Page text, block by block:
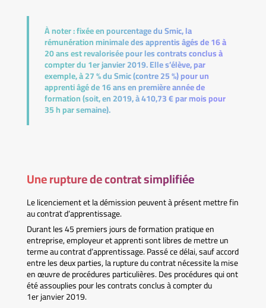
À noter :fixée en pourcentage du Smic, la
rémunération minimale des apprentis âgés de 16 à
20 ans est revalorisée pour les contrats conclus à
compter du 1er janvier 2019. Elle s’élève, par
exemple, à 27 % du Smic (contre 25 %) pour un
apprenti âgé de 16 ans en première année de
formation (soit, en 2019, à 410,73 € par mois pour
35 h par semaine).
Une rupture de contrat simplifiée
Le licenciement et la démission peuvent à présent mettre fin
au contrat d’apprentissage.
Durant les 45 premiers jours de formation pratique en
entreprise, employeur et apprenti sont libres de mettre un
terme au contrat d’apprentissage. Passé ce délai, sauf accord
entre les deux parties, la rupture du contrat nécessite la mise
en œuvre de procédures particulières. Des procédures qui ont
été assouplies pour les contrats conclus à compter du
1er janvier 2019.